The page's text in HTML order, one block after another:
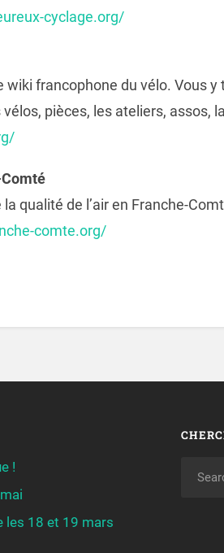
cyclage.org/
wiki francophone du vélo. Vous y
pièces, les ateliers, assos,
qualité de l’air en Franche-
comte.org/
!
les 18 et 19 mars